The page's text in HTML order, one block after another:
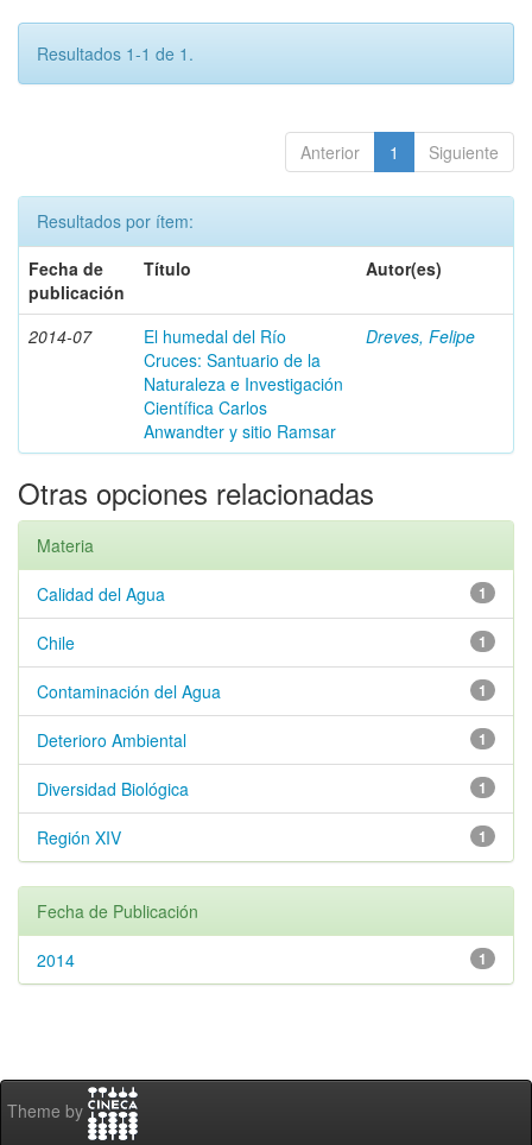
Resultados 1-1 de 1.
Anterior 1 Siguiente
Resultados por ítem:
Fecha de
publicación
Título Autor(es)
2014-07
El humedal del Río
Cruces: Santuario de la
Naturaleza e Investigación
Científica Carlos
Anwandter y sitio Ramsar
Dreves, Felipe
Otras opciones relacionadas
Materia
1
Calidad del Agua
1
Chile
1
Contaminación del Agua
1
Deterioro Ambiental
1
Diversidad Biológica
1
Región XIV
Fecha de Publicación
1
2014
Theme by